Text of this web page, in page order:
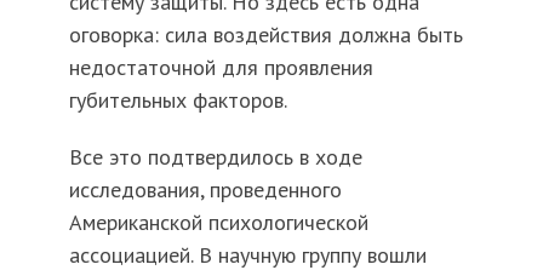
оговорка: сила воздействия должна быть
недостаточной для проявления
губительных факторов.
Все это подтвердилось в ходе
исследования, проведенного
Американской психологической
ассоциацией. В научную группу вошли